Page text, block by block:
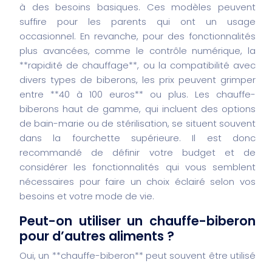
à des besoins basiques. Ces modèles peuvent
suffire pour les parents qui ont un usage
occasionnel. En revanche, pour des fonctionnalités
plus avancées, comme le contrôle numérique, la
**rapidité de chauffage**, ou la compatibilité avec
divers types de biberons, les prix peuvent grimper
entre **40 à 100 euros** ou plus. Les chauffe-
biberons haut de gamme, qui incluent des options
de bain-marie ou de stérilisation, se situent souvent
dans la fourchette supérieure. Il est donc
recommandé de définir votre budget et de
considérer les fonctionnalités qui vous semblent
nécessaires pour faire un choix éclairé selon vos
besoins et votre mode de vie.
Peut-on utiliser un chauffe-biberon
pour d’autres aliments ?
Oui, un **chauffe-biberon** peut souvent être utilisé